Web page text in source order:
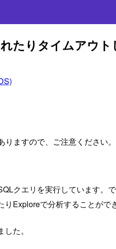
たりタイムアウ
ますので、ご注意ください。
クエリを実行しています
Exploreで分析することがで
た。